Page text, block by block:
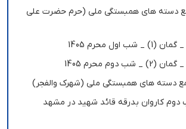
دسته های همبستگی ملی (حرم حضرت علی
اول محرم 1405
دوم محرم 1405
دسته های همبستگی ملی (شهرک والفجر)
کاروان بدرقه قائد شهید در مشهد